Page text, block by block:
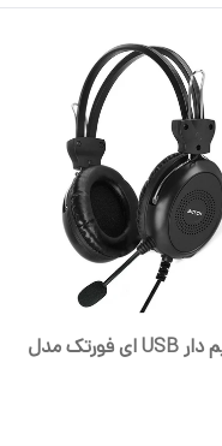
هدست سیم دار USB ای فورتک مدل